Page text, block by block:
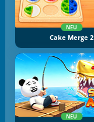
NEU
Cake Merge 2
NEU